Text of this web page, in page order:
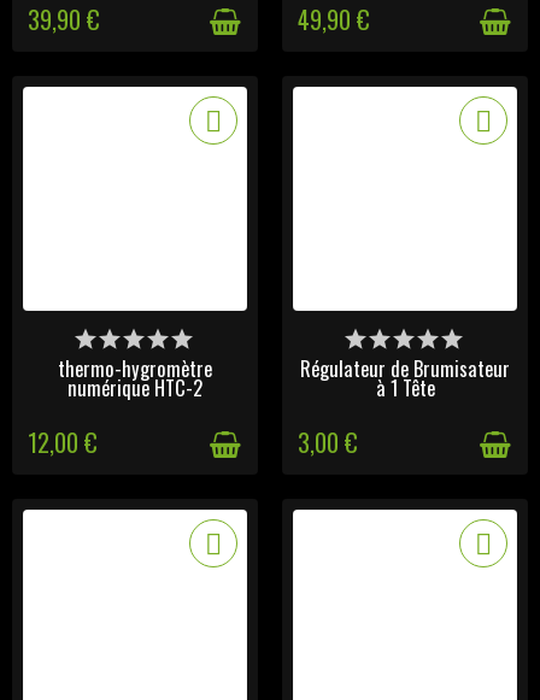
39,90 € 49,90 €
DERNIERS ARTICLES EN
STOCK
thermo-hygromètre
numérique HTC-2
12,00 €
DERNIERS ARTICLES EN
STOCK
Régulateur de Brumisateur
à 1 Tête
3,00 €